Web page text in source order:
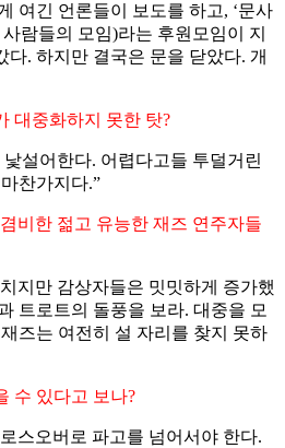
여긴 언론들이 보도를 하고, ‘문사
람들의 모임)라는 후원모임이 지
다. 하지만 결국은 문을 닫았다. 개
대중화하지 못한 탓?
설어한다. 어렵다고들 투덜거린
찬가지다.”
비한 젊고 유능한 재즈 연주자들
지만 감상자들은 밋밋하게 증가했
트로트의 돌풍을 보라. 대중을 모
즈는 여전히 설 자리를 찾지 못하
수 있다고 보나?
스오버로 파고를 넘어서야 한다.